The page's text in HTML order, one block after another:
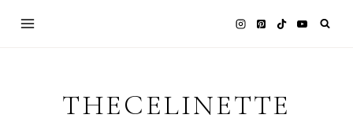
THECELINETTE